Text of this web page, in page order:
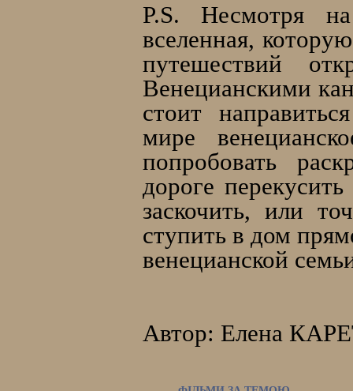
P.S. Несмотря
вселенная,
путешествий
Венецианскими
стоит
мире
попробовать
дороге
заскочить, или
ступить в дом
венецианской
Автор: Елена